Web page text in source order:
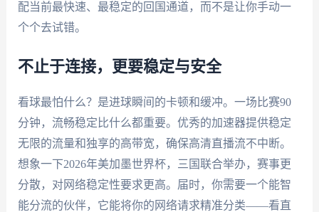
配当前最快速、最稳定的回国通道，而不是让你手动一
个个去试错。
不止于连接，更要稳定与安全
看球最怕什么？是进球瞬间的卡顿和缓冲。一场比赛90
分钟，流畅稳定比什么都重要。优秀的加速器提供稳定
无限的流量和独享的高带宽，确保高清直播流不中断。
想象一下2026年美加墨世界杯，三国联合举办，赛事更
分散，对网络稳定性要求更高。届时，你需要一个能智
能分流的伙伴，它能将你的网络请求精准分类——看直